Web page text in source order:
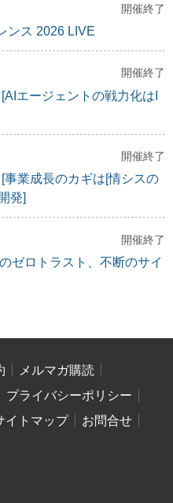
開催終了
ンス 2026 LIVE
開催終了
エージェントの戦力化はI
開催終了
事業成長のカギは[情シスの
発]
開催終了
ゼロトラスト、不断のサイ
メルマガ購読
プライバシーポリシー
イトマップ
お問合せ